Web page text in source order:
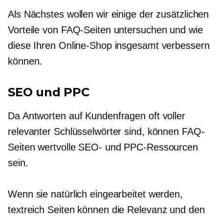
Als Nächstes wollen wir einige der zusätzlichen
Vorteile von FAQ-Seiten untersuchen und wie
diese Ihren Online-Shop insgesamt verbessern
können.
SEO und PPC
Da Antworten auf Kundenfragen oft voller
relevanter Schlüsselwörter sind, können FAQ-
Seiten wertvolle SEO- und PPC-Ressourcen
sein.
Wenn sie natürlich eingearbeitet werden,
textreich Seiten können die Relevanz und den